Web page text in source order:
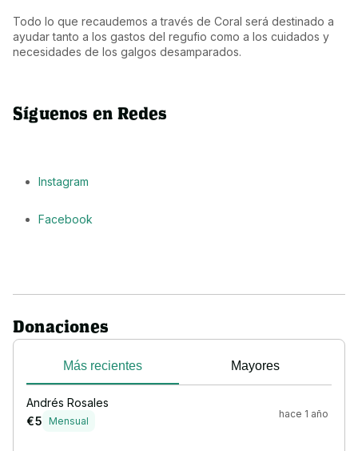
Todo lo que recaudemos a través de Coral será destinado a
ayudar tanto a los gastos del regufio como a los cuidados y
necesidades de los galgos desamparados.
Síguenos en Redes
Instagram
Facebook
Donaciones
Más recientes Mayores
Andrés Rosales
€ 5 Mensual
hace 1 año